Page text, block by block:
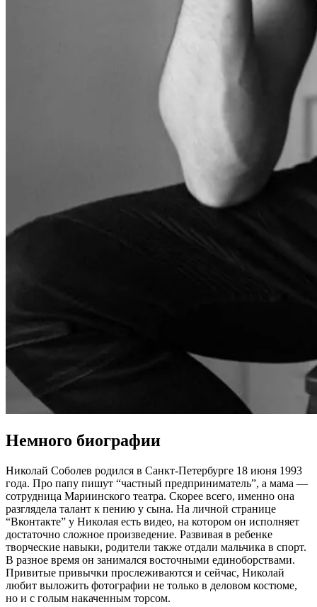
Немного биографии
Николай Соболев родился в Санкт-Петербурге 18 июня 1993
года. Про папу пишут “частный предприниматель”, а мама —
сотрудница Мариинского театра. Скорее всего, именно она
разглядела талант к пению у сына. На личной странице
“Вконтакте” у Николая есть видео, на котором он исполняет
достаточно сложное произведение. Развивая в ребенке
творческие навыки, родители также отдали мальчика в спорт.
В разное время он занимался восточными единоборствами.
Привитые привычки прослеживаются и сейчас, Николай
любит выложить фотографии не только в деловом костюме,
но и с голым накаченным торсом.